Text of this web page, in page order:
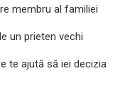
membru al familiei
un prieten vechi
te ajută să iei decizia